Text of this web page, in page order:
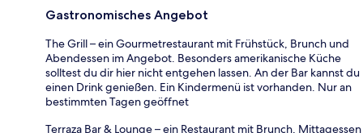
Gastronomisches Angebot
The Grill – ein Gourmetrestaurant mit Frühstück, Brunch und
Abendessen im Angebot. Besonders amerikanische Küche
solltest du dir hier nicht entgehen lassen. An der Bar kannst du
einen Drink genießen. Ein Kindermenü ist vorhanden. Nur an
bestimmten Tagen geöffnet
Terraza Bar & Lounge – ein Restaurant mit Brunch, Mittagessen